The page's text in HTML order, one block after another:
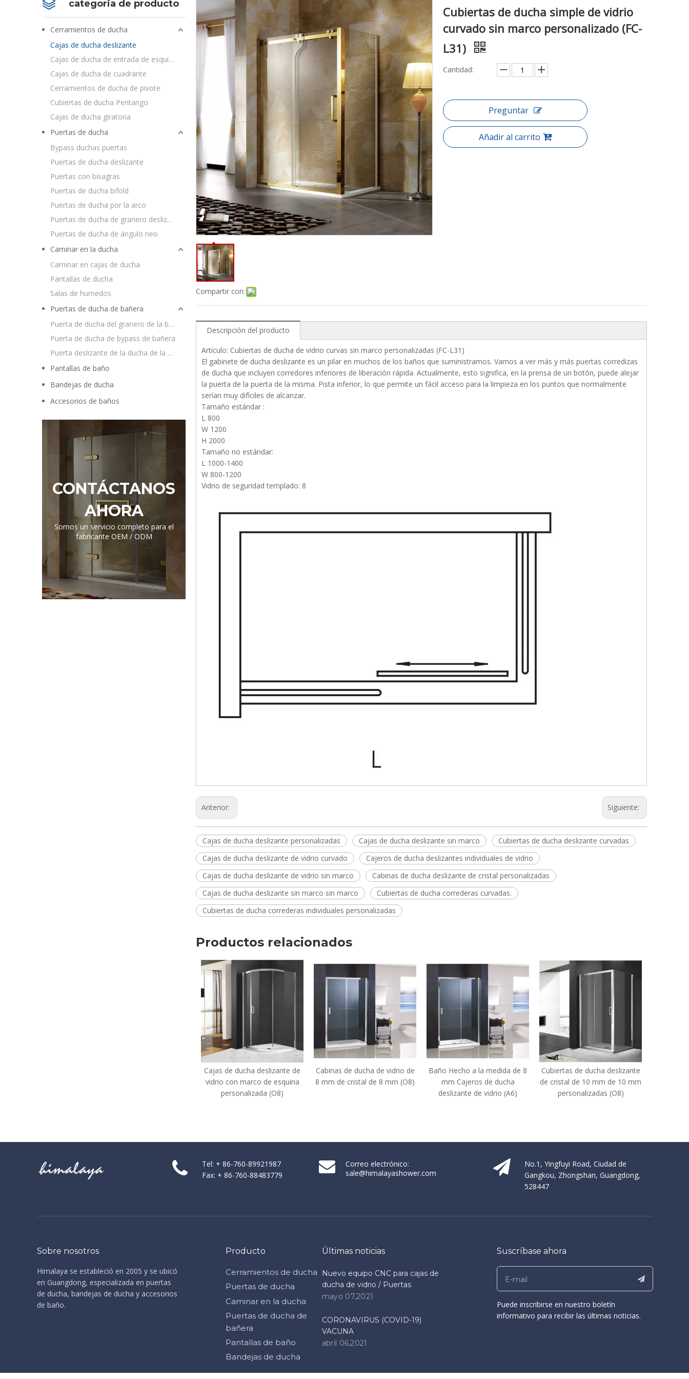
categoria de producto
Cerramientos de ducha
Cajas de ducha deslizante
Cajas de ducha de entrada de esquina
Cajas de ducha de cuadrante
Cerramientos de ducha de pivote
Cubiertas de ducha Pentango
Cajas de ducha giratoria
Puertas de ducha
Bypass duchas puertas
Puertas de ducha deslizante
Puertas con bisagras
Puertas de ducha bifold
Puertas de ducha por la arco
Puertas de ducha de granero deslizante
Puertas de ducha de ángulo neo
Caminar en la ducha
Caminar en cajas de ducha
Pantallas de ducha
Salas de humedos
Puertas de ducha de bañera
Puerta de ducha del granero de la bañera
Puerta de ducha de bypass de bañera
Puerta deslizante de la ducha de la bañera
Pantallas de baño
Bandejas de ducha
Accesorios de baños
CONTÁCTANOS
AHORA
Somos un servicio completo para el
fabricante OEM / ODM
Compartir con:
Cubiertas de ducha simple de vidrio
curvado sin marco personalizado (FC-
L31)
Cantidad:
Preguntar
Añadir al carrito
Descripción del producto
Artículo: Cubiertas de ducha de vidrio curvas sin marco personalizadas (FC-L31)
El gabinete de ducha deslizante es un pilar en muchos de los baños que suministramos. Vamos a ver más y más puertas corredizas
de ducha que incluyen corredores inferiores de liberación rápida. Actualmente, esto significa, en la prensa de un botón, puede alejar
la puerta de la puerta de la misma. Pista inferior, lo que permite un fácil acceso para la limpieza en los puntos que normalmente
serían muy difíciles de alcanzar.
Tamaño estándar :
L 800
W 1200
H 2000
Tamaño no estándar:
L 1000-1400
W 800-1200
Vidrio de seguridad templado: 8
Anterior: Siguiente:
Cajas de ducha deslizante personalizadas Cajas de ducha deslizante sin marco
Cubiertas de ducha deslizante curvadas
Cajas de ducha deslizante de vidrio curvado
Cajeros de ducha deslizantes individuales de vidrio
Cajas de ducha deslizante de vidrio sin marco
Cabinas de ducha deslizante de cristal personalizadas
Cajas de ducha deslizante sin marco sin marco
Cubiertas de ducha correderas curvadas.
Cubiertas de ducha correderas individuales personalizadas
Productos relacionados
Cabinas de ducha de vidrio de
8 mm de cristal de 8 mm (O8)
Baño Hecho a la medida de 8
mm Cajeros de ducha
Cubiertas de ducha deslizante
de cristal de 10 mm de 10 mm
personalizadas (O8)
Cabinas de ducha deslizante
de barra de cristal de 8 mm de
baño (YT-P22)
Tel: + 86-760-89921987
Fax: + 86-760-88483779
Correo electrónico:
sale@himalayashower.com
No.1, Yingfuyi Road, Ciudad de
Gangkou, Zhongshan, Guangdong,
528447
Sobre nosotros
Himalaya se estableció en 2005 y se ubicó
en Guangdong, especializada en puertas
de ducha, bandejas de ducha y accesorios
de baño.
Producto
Cerramientos de ducha
Puertas de ducha
Caminar en la ducha
Puertas de ducha de
bañera
Pantallas de baño
Bandejas de ducha
Últimas noticias
Nuevo equipo CNC para cajas de
ducha de vidrio / Puertas
mayo 07,2021
CORONAVIRUS (COVID-19)
VACUNA
abril 06,2021
Suscríbase ahora
Puede inscribirse en nuestro boletín
informativo para recibir las últimas noticias.